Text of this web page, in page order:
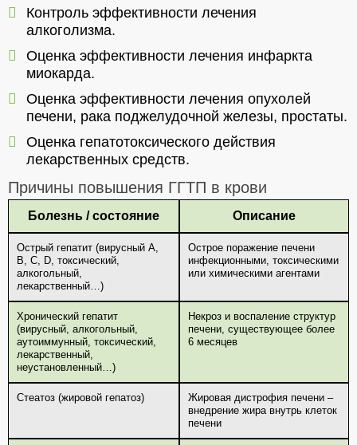
Контроль эффективности лечения
алкоголизма.
Оценка эффективности лечения инфаркта
миокарда.
Оценка эффективности лечения опухолей
печени, рака поджелудочной железы, простаты.
Оценка гепатотоксического действия
лекарственных средств.
Причины повышения ГГТП в крови
Болезнь / состояние Описание
Острый гепатит (вирусный А,
В, С, D, токсический,
алкогольный,
лекарственный…)
Острое поражение печени
инфекционными, токсическими
или химическими агентами
Хронический гепатит
(вирусный, алкогольный,
аутоиммунный, токсический,
лекарственный,
неустановленный…)
Некроз и воспаление структур
печени, существующее более
6 месяцев
Стеатоз (жировой гепатоз)
Жировая дистрофия печени –
внедрение жира внутрь клеток
печени